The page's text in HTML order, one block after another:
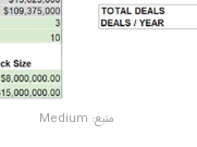
منبع: Medium